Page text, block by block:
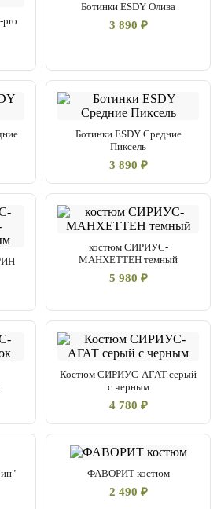
pro
Ботинки ESDY Олива
3 890 ₽
Ботинки ESDY Средние
Пиксель
3 890 ₽
костюм СИРИУС-
МАНХЕТТЕН темный
5 980 ₽
Костюм СИРИУС-АГАТ серый
с черным
4 780 ₽
ФАВОРИТ костюм
2 490 ₽